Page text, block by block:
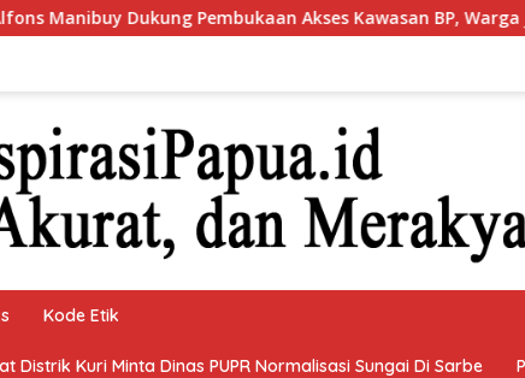
Akses Kawasan BP, Warga Jangan Hanya Jadi
Kode Etik
Distrik Kuri Minta Dinas PUPR Normalisasi Sungai Di Sarbe